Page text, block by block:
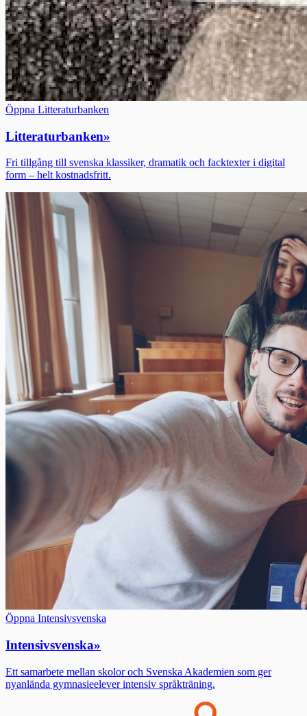
Öppna Litteraturbanken
Litteraturbanken»
Fri tillgång till svenska klassiker, dramatik och facktexter i digital
form – helt kostnadsfritt.
Öppna Intensivsvenska
Intensivsvenska»
Ett samarbete mellan skolor och Svenska Akademien som ger
nyanlända gymnasieelever intensiv språkträning.